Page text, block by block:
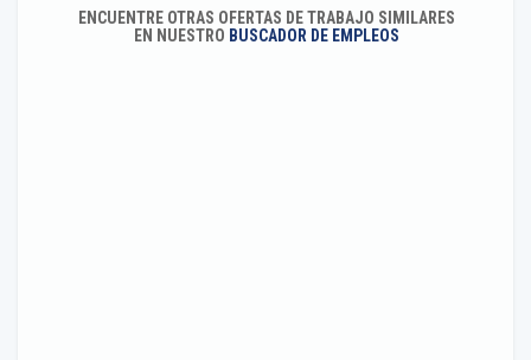
ENCUENTRE OTRAS OFERTAS DE TRABAJO SIMILARES
EN NUESTRO BUSCADOR DE EMPLEOS